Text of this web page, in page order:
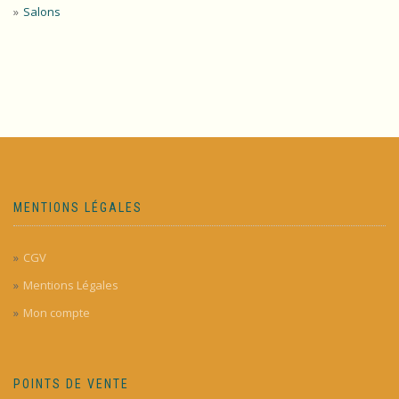
Salons
MENTIONS LÉGALES
CGV
Mentions Légales
Mon compte
POINTS DE VENTE